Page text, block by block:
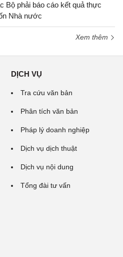
Bộ phải báo cáo kết quả thực
Nhà nước
Xem thêm
DỊCH VỤ
Tra cứu văn bản
Phân tích văn bản
Pháp lý doanh nghiệp
Dịch vụ dịch thuật
Dịch vụ nội dung
Tổng đài tư vấn